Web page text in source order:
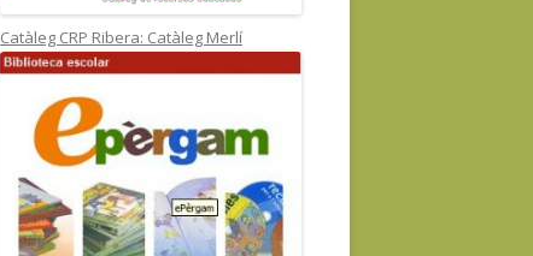
Catàleg CRP Ribera: Catàleg Merlí